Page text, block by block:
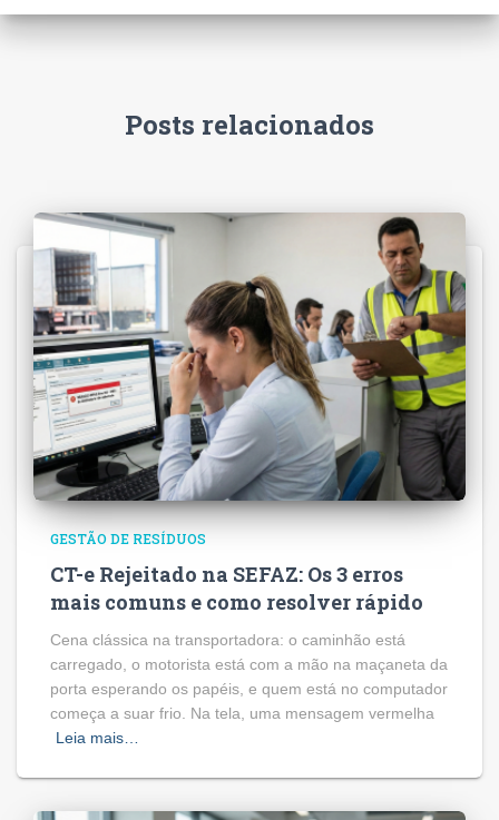
Posts relacionados
GESTÃO DE RESÍDUOS
CT-e Rejeitado na SEFAZ: Os 3 erros
mais comuns e como resolver rápido
Cena clássica na transportadora: o caminhão está
carregado, o motorista está com a mão na maçaneta da
porta esperando os papéis, e quem está no computador
começa a suar frio. Na tela, uma mensagem vermelha
Leia mais…